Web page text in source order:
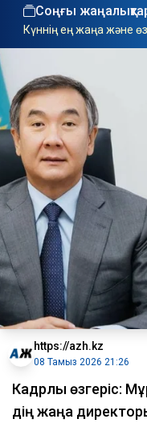
Соңғы
Күннің ең жаңа және
https://azh.kz
08 Тамыз 2026 21:26
Кадрлық өзгеріс:
дің жаңа